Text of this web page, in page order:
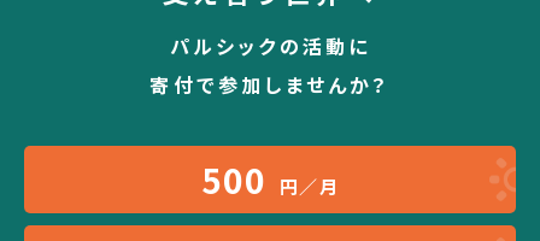
パルシックの活動に
寄付で参加しませんか？
500 円／月